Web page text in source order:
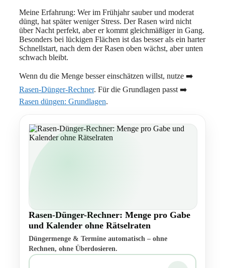
Meine Erfahrung: Wer im Frühjahr sauber und moderat
düngt, hat später weniger Stress. Der Rasen wird nicht
über Nacht perfekt, aber er kommt gleichmäßiger in Gang.
Besonders bei lückigen Flächen ist das besser als ein harter
Schnellstart, nach dem der Rasen oben wächst, aber unten
schwach bleibt.
Wenn du die Menge besser einschätzen willst, nutze ➡️
Rasen-Dünger-Rechner. Für die Grundlagen passt ➡️
Rasen düngen: Grundlagen.
Rasen-Dünger-Rechner: Menge pro Gabe
und Kalender ohne Rätselraten
Düngermenge & Termine automatisch – ohne
Rechnen, ohne Überdosieren.